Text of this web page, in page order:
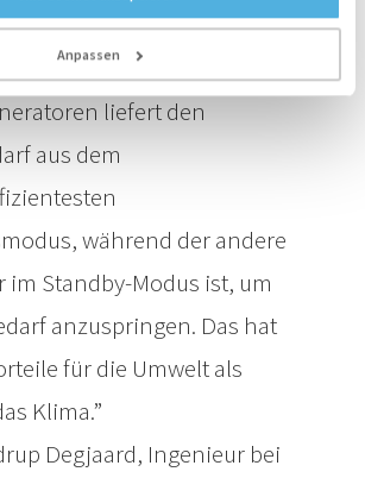
Anpassen
bestehen, die
verbunden sind. Einer
liefert den
aus dem
während der andere
im Standby-Modus ist, um
anzuspringen. Das hat
für die Umwelt als
Klima.
Degjaard, Ingenieur bei